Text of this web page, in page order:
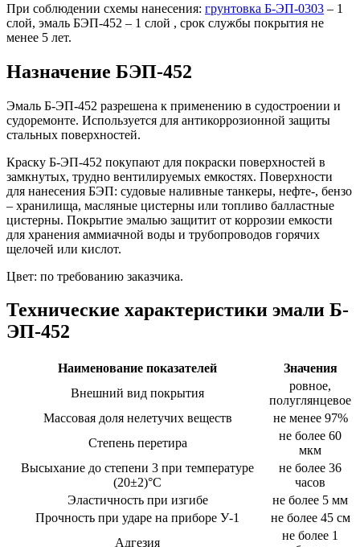
При соблюдении схемы нанесения: грунтовка Б-ЭП-0303 – 1
слой, эмаль БЭП-452 – 1 слой , срок службы покрытия не
менее 5 лет.
Назначение БЭП-452
Эмаль Б-ЭП-452 разрешена к применению в судостроении и
судоремонте. Используется для антикоррозионной защиты
стальных поверхностей.
Краску Б-ЭП-452 покупают для покраски поверхностей в
замкнутых, трудно вентилируемых емкостях. Поверхности
для нанесения БЭП: судовые наливные танкеры, нефте-, бензо
– хранилища, масляные цистерны или топливо балластные
цистерны. Покрытие эмалью защитит от коррозии емкости
для хранения аммиачной воды и трубопроводов горячих
щелочей или кислот.
Цвет: по требованию заказчика.
Технические характеристики эмали Б-
ЭП-452
Наименование показателей
Значения
Внешний вид покрытия
ровное,
полуглянцевое
Массовая доля нелетучих веществ
не менее 97%
Степень перетира
не более 60
мкм
Высыхание до степени 3 при температуре
(20±2)°С
не более 36
часов
Эластичность при изгибе
не более 5 мм
Прочность при ударе на приборе У-1
не более 45 см
Адгезия
не более 1